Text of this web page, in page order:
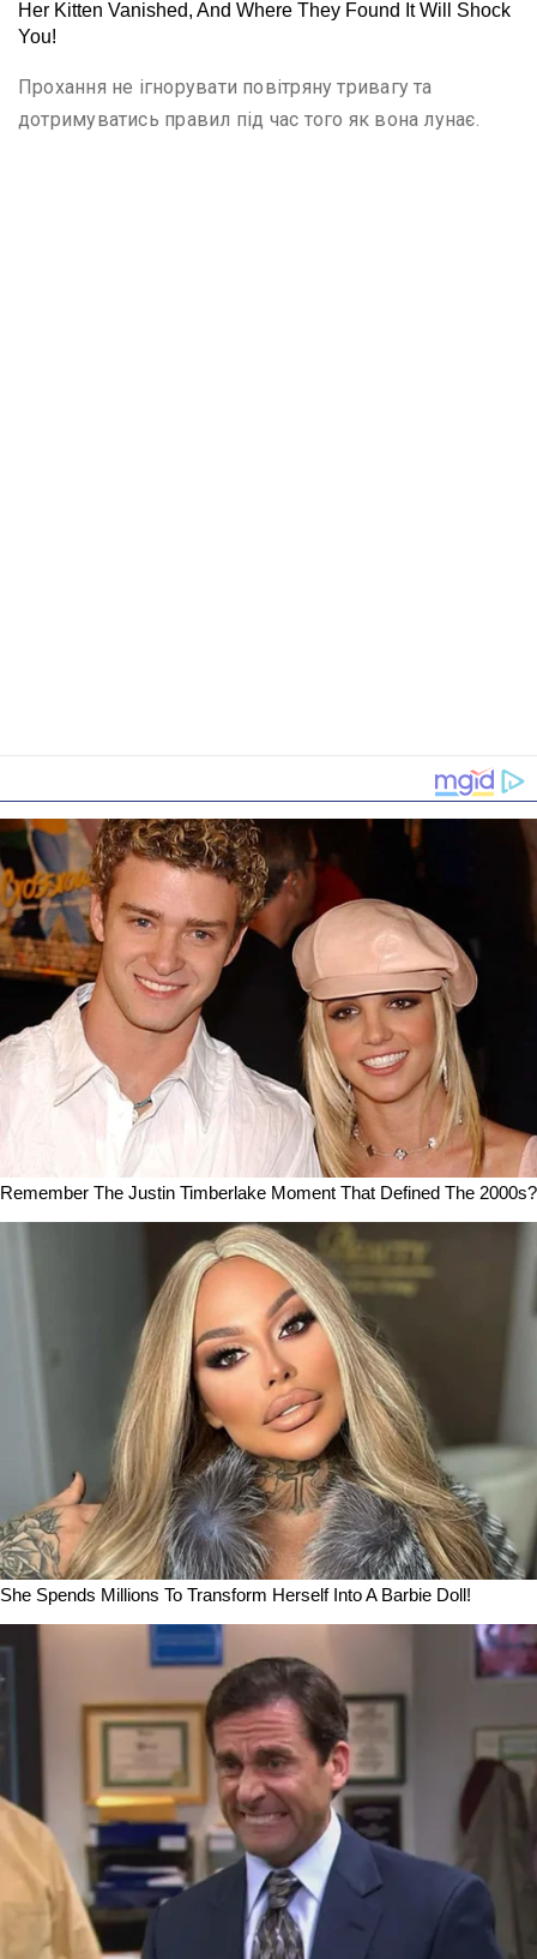
Прохання не ігнорувати повітряну тривагу та
дотримуватись правил під час того як вона лунає.